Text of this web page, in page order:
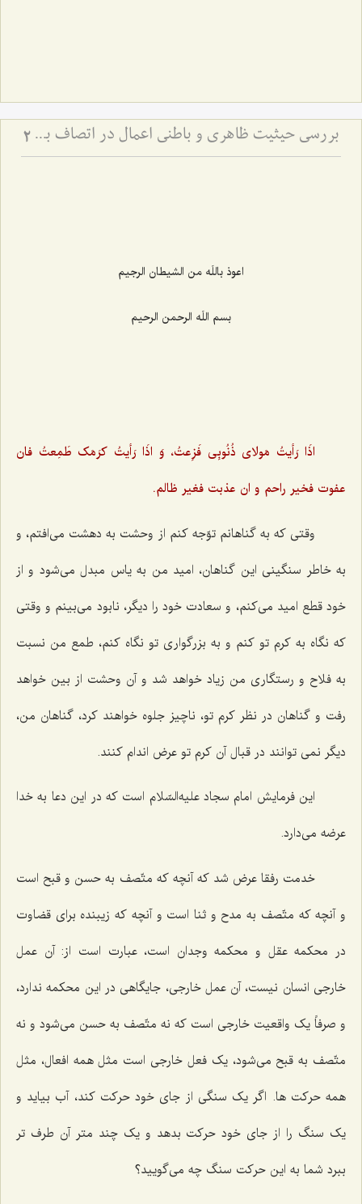
بررسی حیثیت ظاهری و باطنی اعمال در اتصاف به حسن و قبح 2
اعوذ باللَه من الشیطان الرجیم‌
بسم اللَه الرحمن الرحیم‌
اذَا رَأیتُ مَولاى ذُنُوبِى فَزِعتُ، وَ اذَا رَأیتُ کرَمَک طَمِعتُ فان
عفوت فخیر راحم و ان عذبت فغیر ظالم.
وقتی که به گناهانم توّجه کنم از وحشت به دهشت می‌افتم، و
به خاطر سنگینی این گناهان، امید من به یاس مبدل می‌شود و از
خود قطع امید می‌کنم، و سعادت خود را دیگر، نابود می‌بینم و وقتی
که نگاه به کرم تو کنم و به بزرگواری تو نگاه کنم، طمع من نسبت
به فلاح و رستگاری من زیاد خواهد شد و آن وحشت از بین خواهد
رفت و گناهان در نظر کرم تو، ناچیز جلوه خواهند کرد، گناهان من،
دیگر نمی توانند در قبال آن کرم تو عرض اندام کنند.
این فرمایش امام سجاد علیه‌السّلام است که در این دعا به خدا
عرضه می‌دارد.
خدمت رفقا عرض شد که آنچه که متّصف به حسن و قبح است
و آنچه که متّصف به مدح و ثنا است و آنچه که زیبنده برای قضاوت
در محکمه عقل و محکمه وجدان است، عبارت است از: آن عمل
خارجی انسان نیست، آن عمل خارجی، جایگاهی در این محکمه ندارد،
و صرفاً یک واقعیت خارجی است که نه متّصف به حسن می‌شود و نه
متّصف به قبح می‌شود، یک فعل خارجی است مثل همه افعال، مثل
همه حرکت ها. اگر یک سنگی از جای خود حرکت کند، آب بیاید و
یک سنگ را از جای خود حرکت بدهد و یک چند متر آن طرف تر
ببرد شما به این حرکت سنگ چه می‌گویید؟